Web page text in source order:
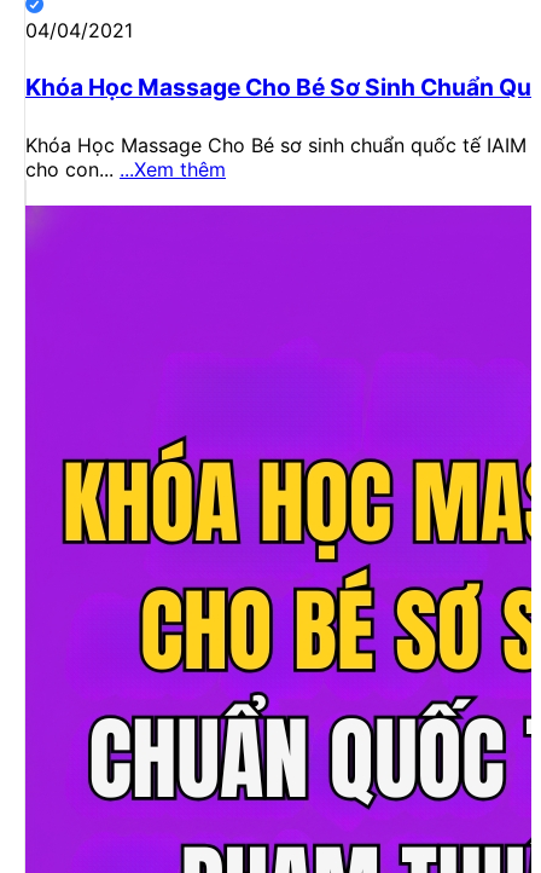
04/04/2021
Khóa Học Massage Cho Bé Sơ Sinh Chuẩn
Khóa Học Massage Cho Bé sơ sinh chuẩn quốc tế
cho con... ...Xem thêm